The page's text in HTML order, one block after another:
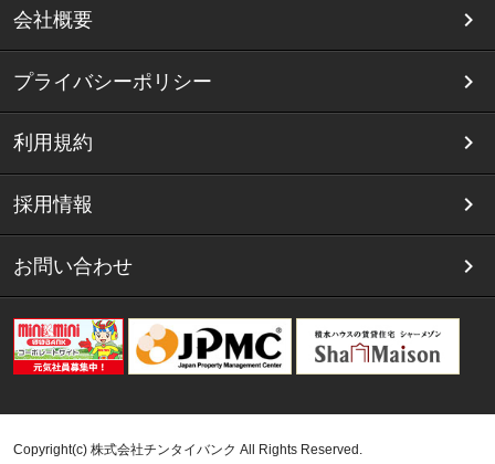
会社概要
プライバシーポリシー
利用規約
採用情報
お問い合わせ
Copyright(c) 株式会社チンタイバンク All Rights Reserved.